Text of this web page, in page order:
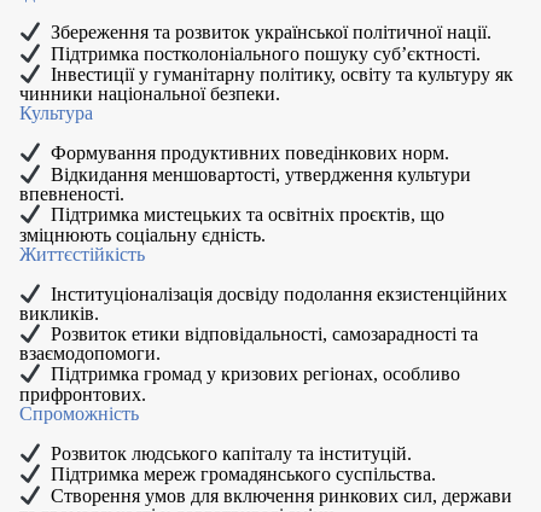
Збереження та розвиток української політичної нації.
Підтримка постколоніального пошуку суб’єктності.
Інвестиції у гуманітарну політику, освіту та культуру як
чинники національної безпеки.
Культура
Формування продуктивних поведінкових норм.
Відкидання меншовартості, утвердження культури
впевненості.
Підтримка мистецьких та освітніх проєктів, що
зміцнюють соціальну єдність.
Життєстійкість
Інституціоналізація досвіду подолання екзистенційних
викликів.
Розвиток етики відповідальності, самозарадності та
взаємодопомоги.
Підтримка громад у кризових регіонах, особливо
прифронтових.
Спроможність
Розвиток людського капіталу та інституцій.
Підтримка мереж громадянського суспільства.
Створення умов для включення ринкових сил, держави